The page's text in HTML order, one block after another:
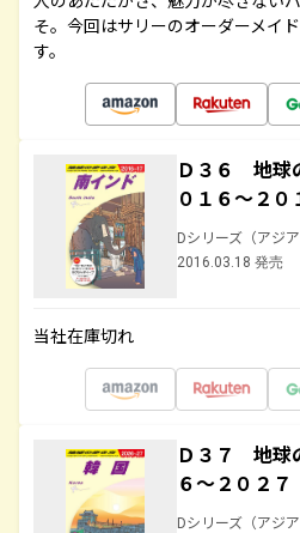
そ。今回はサリーのオーダーメイ
す。
Ｄ３６ 地
０１６～２０
Dシリーズ（アジ
2016.03.18 発売
当社在庫切れ
Ｄ３７ 地
６～２０２７
Dシリーズ（アジ